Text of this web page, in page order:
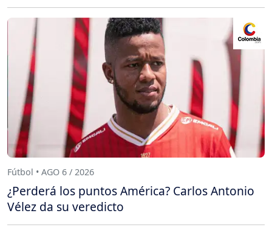
Fútbol • AGO 6 / 2026
¿Perderá los puntos América? Carlos Antonio
Vélez da su veredicto